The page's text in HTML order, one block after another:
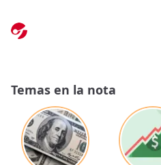
Temas en la nota